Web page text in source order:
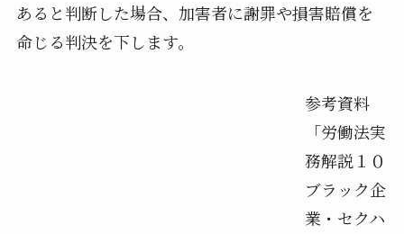
あると判断した場合、加害者に謝罪や損害賠償を
命じる判決を下します。
参考資料
「労働法実
務解説１０
ブラック企
業・セクハ